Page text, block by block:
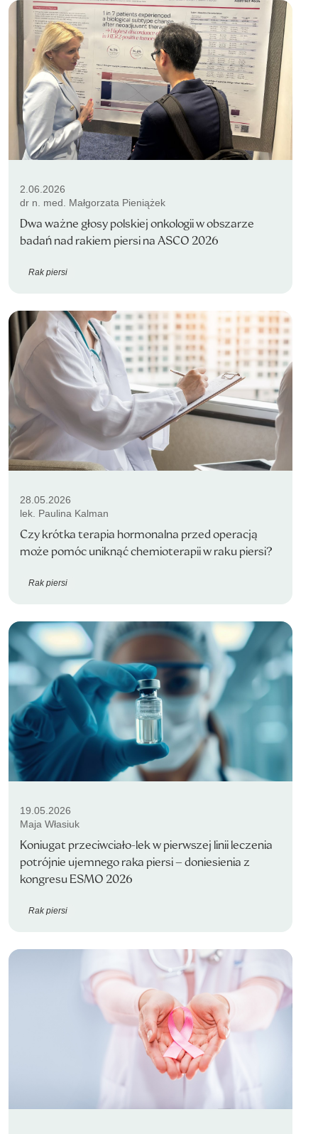
2.06.2026
dr n. med. Małgorzata Pieniążek
Dwa ważne głosy polskiej onkologii w obszarze
badań nad rakiem piersi na ASCO 2026
Rak piersi
28.05.2026
lek. Paulina Kalman
Czy krótka terapia hormonalna przed operacją
może pomóc uniknąć chemioterapii w raku piersi?
Rak piersi
19.05.2026
Maja Własiuk
Koniugat przeciwciało-lek w pierwszej linii leczenia
potrójnie ujemnego raka piersi – doniesienia z
kongresu ESMO 2026
Rak piersi